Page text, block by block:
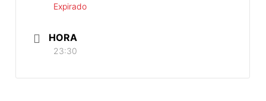
Expirado
HORA
23:30